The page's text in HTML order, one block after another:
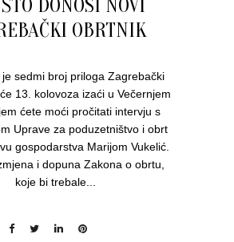
DONOSI NOVI
OBRTNIK
sedmi broj priloga Zagrebački
13. kolovoza izaći u Večernjem
ćete moći pročitati intervju s
Uprave za poduzetništvo i obrt
gospodarstva Marijom Vukelić.
i dopuna Zakona o obrtu,
koje bi trebale...